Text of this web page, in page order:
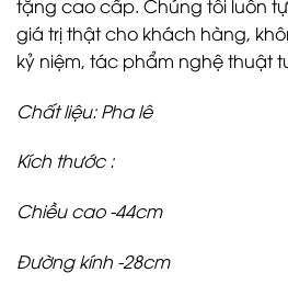
tặng cao cấp. Chúng tôi luôn
giá trị thật cho khách hàng,
kỷ niệm, tác phẩm nghệ thuật
Chất liệu: Pha lê
Kích thước :
Chiều cao -44cm
Đường kính -28cm